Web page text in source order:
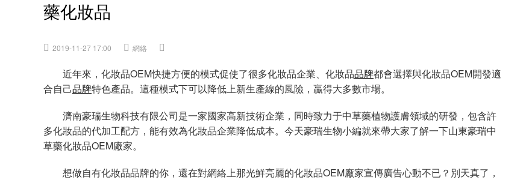
藥化妝品
2019-11-27 17:00 網絡
近年來，化妝品OEM快捷方便的模式促使了很多化妝品企業、化妝品品牌都會選擇與化妝品OEM開發適
合自己品牌特色產品。這種模式下可以降低上新生產線的風險，贏得大多數市場。
濟南豪瑞生物科技有限公司是一家國家高新技術企業，同時致力于中草藥植物護膚領域的研發，包含許
多化妝品的代加工配方，能有效為化妝品企業降低成本。今天豪瑞生物小編就來帶大家了解一下山東豪瑞中
草藥化妝品OEM廠家。
想做自有化妝品品牌的你，還在對網絡上那光鮮亮麗的化妝品OEM廠家宣傳廣告心動不已？別天真了，